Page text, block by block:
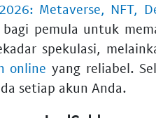
Metaverse, NFT,
pemula untuk
spekulasi,
online yang reliabel.
setiap akun Anda.